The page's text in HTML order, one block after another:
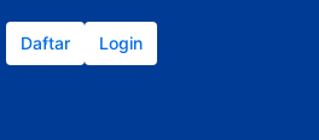
Daftar Login